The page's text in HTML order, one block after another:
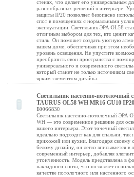
стенах, что делает его универсальным
разнообразных решений в интерьере.
защиты IP20 позволяет безопасно
спот в помещениях с нормальными
эксплуатации. Светильник ЭРА OL58
отличным выбором для тех, кто ценит
стиль. Он поможет создать уютную
вашем доме, обеспечивая при этом
уровень освещения. Не упустите
преобразить свои пространства с
универсального и современного
который станет не только источником
ярким элементом дизайна.
Светильник настенно-потолочный
TAURUS OL58 WH MR16 GU10
Б0066830
Светильник настенно-потолочный ЭРА
WH — это современное решение для
вашего интерьера. Этот точечный
идеально подходит как для спальни, так
прихожей или кухни. Благодаря своему
белому дизайну, он легко вписывается в
современный интерьер, добавляя
утонченность. Модель представлена в
накладного спота, что позволяет
качестве потолочного или настенного